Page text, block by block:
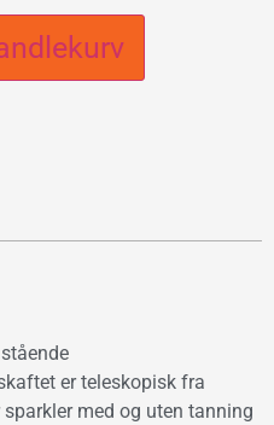
er teleskopisk fra
med og uten tanning